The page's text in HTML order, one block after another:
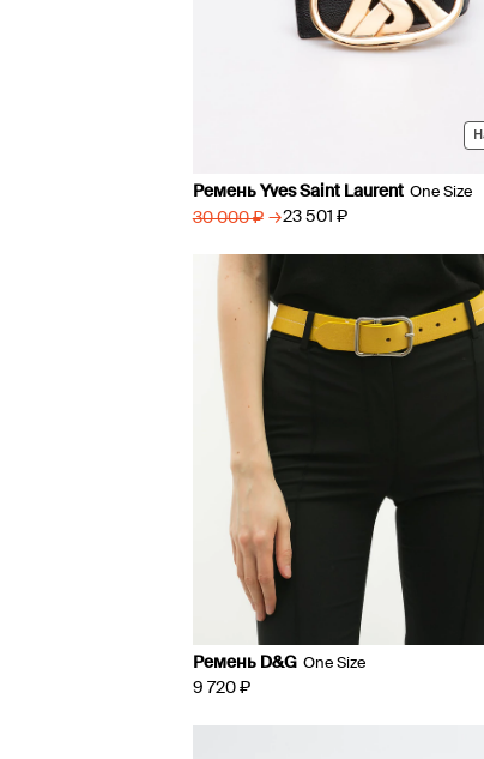
Ремень Yves Saint Laurent One Size
30 000 ₽ → 23 501 ₽
Ремень D&G One Size
9 720 ₽